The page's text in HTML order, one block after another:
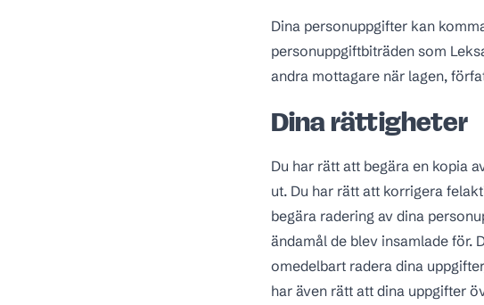
Dina personuppgifter kan
personuppgiftbiträden som
andra mottagare när lagen,
Dina rättigheter
Du har rätt att begära en kopia
ut. Du har rätt att korrigera
begära radering av dina
ändamål de blev insamlade för.
omedelbart radera dina
har även rätt att dina uppgifter